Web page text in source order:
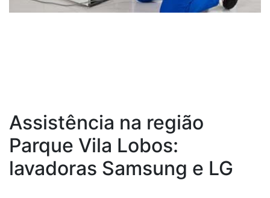
Assistência na região
Parque Vila Lobos:
lavadoras Samsung e LG